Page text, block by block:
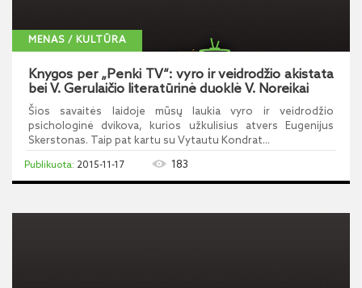
MENAS / KULTŪRA
Knygos per „Penki TV“: vyro ir veidrodžio akistata
bei V. Gerulaičio literatūrinė duoklė V. Noreikai
Šios savaitės laidoje mūsų laukia vyro ir veidrodžio
psichologinė dvikova, kurios užkulisius atvers Eugenijus
Skerstonas. Taip pat kartu su Vytautu Kondrat...
2015-11-17 183